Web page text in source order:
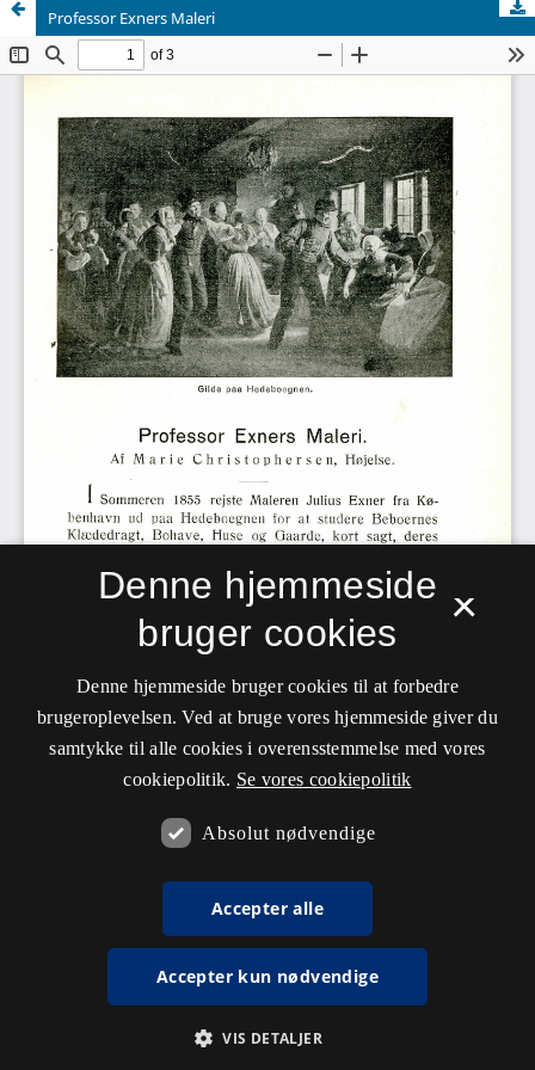
Professor Exners Maleri
×
Denne hjemmeside
bruger cookies
Denne hjemmeside bruger cookies til at forbedre
brugeroplevelsen. Ved at bruge vores hjemmeside giver du
samtykke til alle cookies i overensstemmelse med vores
cookiepolitik. Se vores cookiepolitik
Absolut nødvendige
Accepter alle
Accepter kun nødvendige
VIS DETALJER